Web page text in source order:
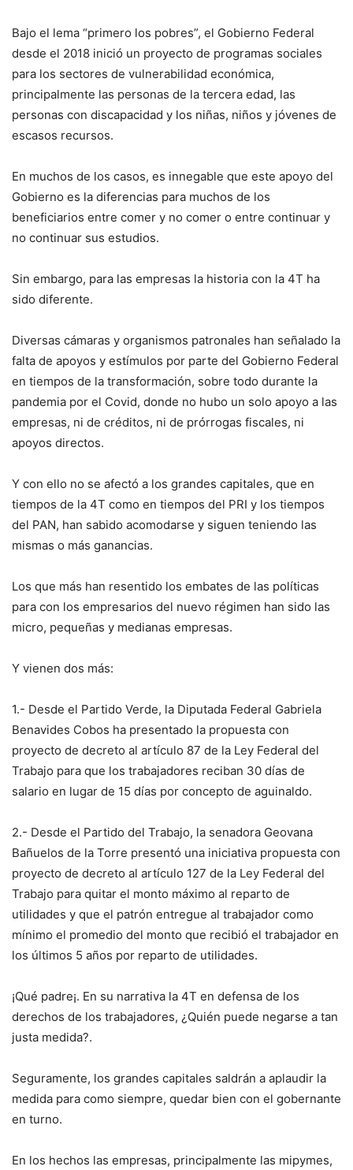
Bajo el lema “primero los pobres”, el Gobierno Federal
desde el 2018 inició un proyecto de programas sociales
para los sectores de vulnerabilidad económica,
principalmente las personas de la tercera edad, las
personas con discapacidad y los niñas, niños y jóvenes de
escasos recursos.
En muchos de los casos, es innegable que este apoyo del
Gobierno es la diferencias para muchos de los
beneficiarios entre comer y no comer o entre continuar y
no continuar sus estudios.
Sin embargo, para las empresas la historia con la 4T ha
sido diferente.
Diversas cámaras y organismos patronales han señalado la
falta de apoyos y estímulos por parte del Gobierno Federal
en tiempos de la transformación, sobre todo durante la
pandemia por el Covid, donde no hubo un solo apoyo a las
empresas, ni de créditos, ni de prórrogas fiscales, ni
apoyos directos.
Y con ello no se afectó a los grandes capitales, que en
tiempos de la 4T como en tiempos del PRI y los tiempos
del PAN, han sabido acomodarse y siguen teniendo las
mismas o más ganancias.
Los que más han resentido los embates de las políticas
para con los empresarios del nuevo régimen han sido las
micro, pequeñas y medianas empresas.
Y vienen dos más:
1.- Desde el Partido Verde, la Diputada Federal Gabriela
Benavides Cobos ha presentado la propuesta con
proyecto de decreto al artículo 87 de la Ley Federal del
Trabajo para que los trabajadores reciban 30 días de
salario en lugar de 15 días por concepto de aguinaldo.
2.- Desde el Partido del Trabajo, la senadora Geovana
Bañuelos de la Torre presentó una iniciativa propuesta con
proyecto de decreto al artículo 127 de la Ley Federal del
Trabajo para quitar el monto máximo al reparto de
utilidades y que el patrón entregue al trabajador como
mínimo el promedio del monto que recibió el trabajador en
los últimos 5 años por reparto de utilidades.
¡Qué padre¡. En su narrativa la 4T en defensa de los
derechos de los trabajadores, ¿Quién puede negarse a tan
justa medida?.
Seguramente, los grandes capitales saldrán a aplaudir la
medida para como siempre, quedar bien con el gobernante
en turno.
En los hechos las empresas, principalmente las mipymes,